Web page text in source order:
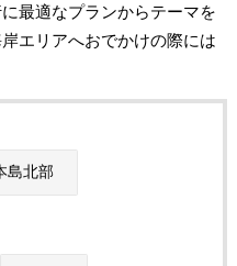
最適なプランからテーマを
エリアへおでかけの際には
島北部